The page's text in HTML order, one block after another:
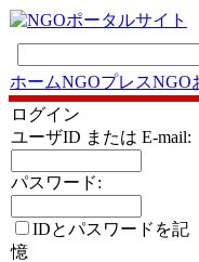
|
ホームNGOプレスNGO
ログイン
ユーザID または E-mail:
パスワード:
IDとパスワードを記
憶